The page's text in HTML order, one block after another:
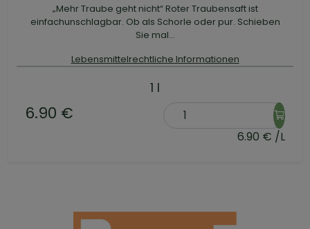
„Mehr Traube geht nicht“ Roter Traubensaft ist
einfachunschlagbar. Ob als Schorle oder pur. Schieben
Sie mal...
Lebensmittelrechtliche Informationen
1 l
6.90 €
6.90 € /L